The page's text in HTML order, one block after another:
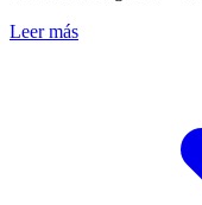
Leer más